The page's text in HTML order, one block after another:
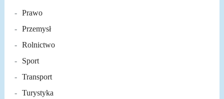
Prawo
Przemysł
Rolnictwo
Sport
Transport
Turystyka